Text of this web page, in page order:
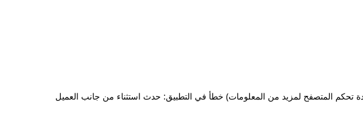
خطأ في التطبيق: حدث استثناء من جانب العميل تحكم المتصفح لمزيد من المعلومات)